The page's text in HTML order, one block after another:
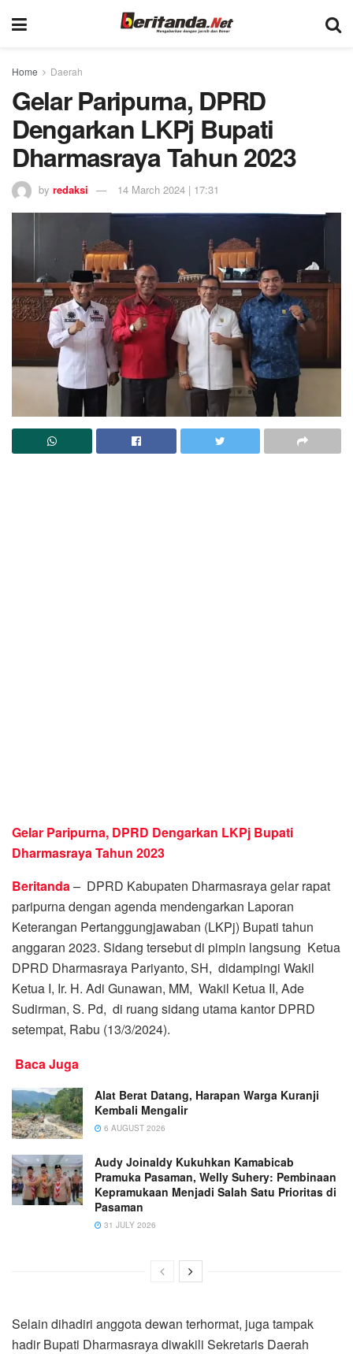
Home Daerah
Gelar Paripurna, DPRD
Dengarkan LKPj Bupati
Dharmasraya Tahun 2023
by redaksi 14 March 2024 | 17:31
Gelar Paripurna, DPRD Dengarkan LKPj Bupati
Dharmasraya Tahun 2023
Beritanda– DPRD Kabupaten Dharmasraya gelar rapat
paripurna dengan agenda mendengarkan Laporan
Keterangan Pertanggungjawaban (LKPj) Bupati tahun
anggaran 2023. Sidang tersebut di pimpin langsung Ketua
DPRD Dharmasraya Pariyanto, SH, didampingi Wakil
Ketua I, Ir. H. Adi Gunawan, MM, Wakil Ketua II, Ade
Sudirman, S. Pd, di ruang sidang utama kantor DPRD
setempat, Rabu (13/3/2024).
Baca Juga
Alat Berat Datang, Harapan Warga Kuranji
Kembali Mengalir
6 AUGUST 2026
Audy Joinaldy Kukuhkan Kamabicab
Pramuka Pasaman, Welly Suhery: Pembinaan
Kepramukaan Menjadi Salah Satu Prioritas di
Pasaman
31 JULY 2026
Selain dihadiri anggota dewan terhormat, juga tampak
hadir Bupati Dharmasraya diwakili Sekretaris Daerah